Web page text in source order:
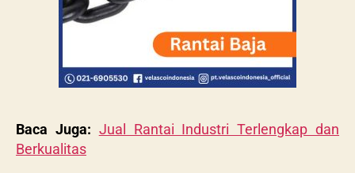
Baca Juga: Jual Rantai Industri Terlengkap dan
Berkualitas